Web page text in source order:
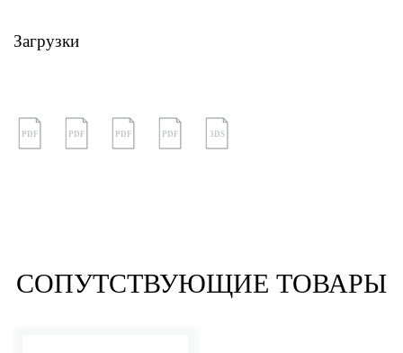
Загрузки
PDF PDF PDF PDF 3DS
СОПУТСТВУЮЩИЕ ТОВАРЫ